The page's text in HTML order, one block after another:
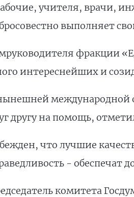
учителя, врачи,
выполняет
фракции
интереснейших и
международной
другу на помощь,
что лучшие
- обеспечат
комитета